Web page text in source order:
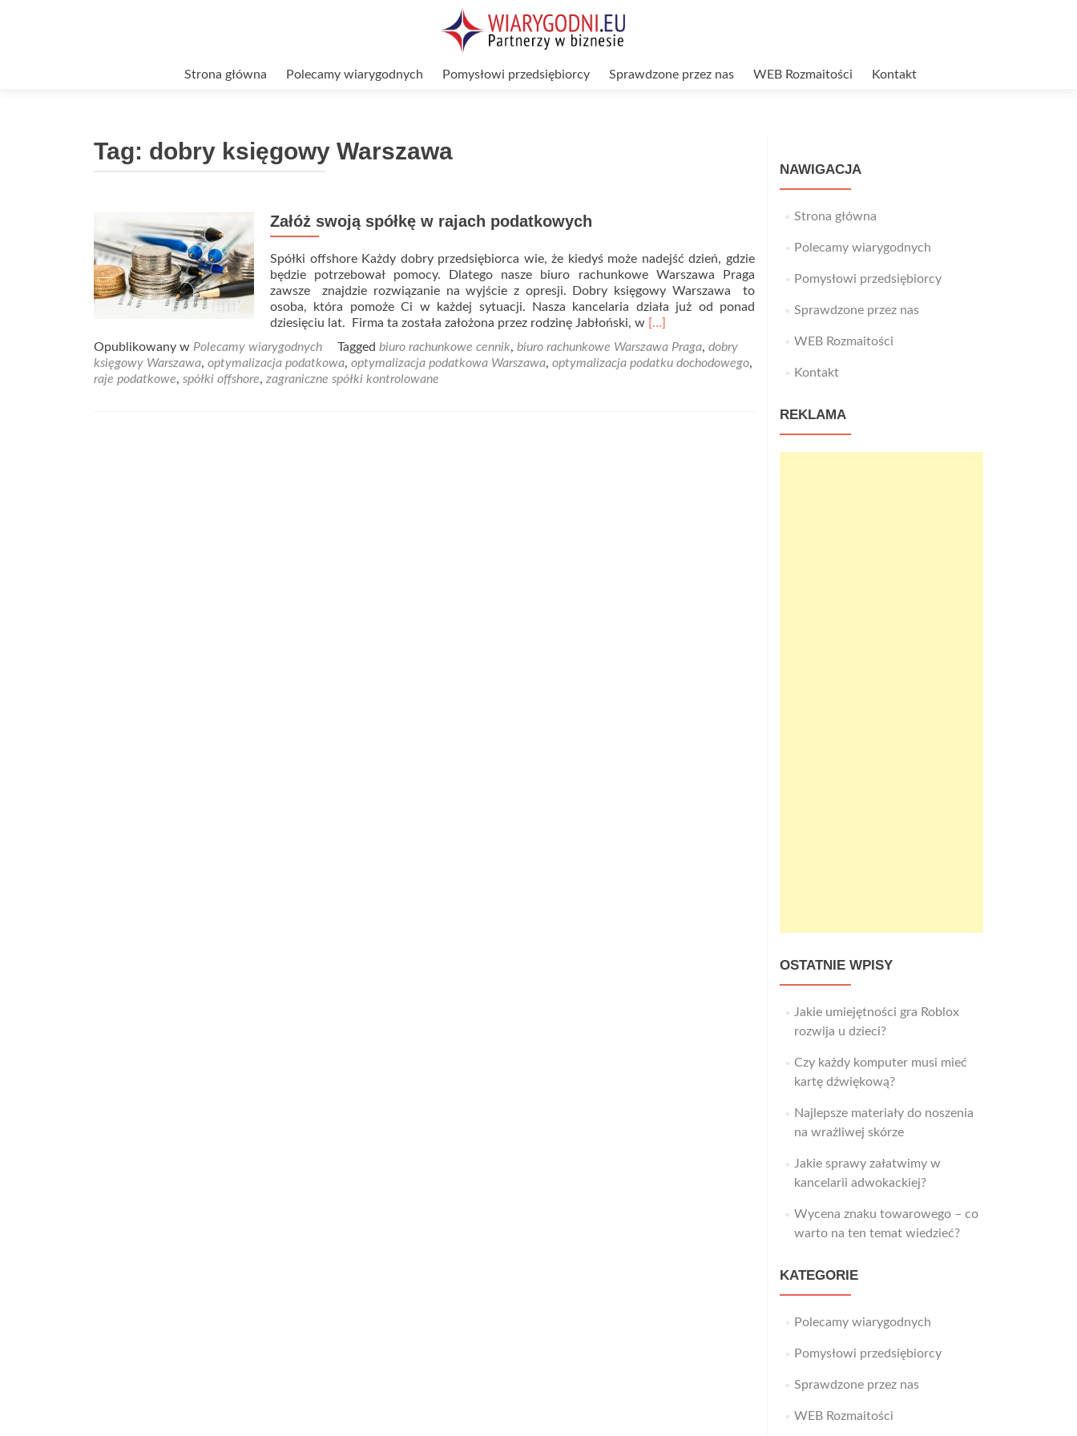
Strona główna Polecamy wiarygodnych Pomysłowi przedsiębiorcy Sprawdzone przez nas WEB Rozmaitości Kontakt
Tag: dobry księgowy Warszawa
Załóż swoją spółkę w rajach podatkowych
Spółki offshore Każdy dobry przedsiębiorca wie, że kiedyś może nadejść dzień, gdzie
będzie potrzebował pomocy. Dlatego nasze biuro rachunkowe Warszawa Praga
zawsze znajdzie rozwiązanie na wyjście z opresji. Dobry księgowy Warszawa to
osoba, która pomoże Ci w każdej sytuacji. Nasza kancelaria działa już od ponad
dziesięciu lat. Firma ta została założona przez rodzinę Jabłoński, w Read
about
Załóż
[…]
Opublikowany w Polecamy wiarygodnych Tagged biuro rachunkowe cennik, biuro rachunkowe Warszawa Praga, dobry
księgowy Warszawa, optymalizacja podatkowa, optymalizacja podatkowa Warszawa, optymalizacja podatku dochodowego,
raje podatkowe, spółki offshore, zagraniczne spółki kontrolowane
NAWIGACJA
Strona główna
Polecamy wiarygodnych
Pomysłowi przedsiębiorcy
Sprawdzone przez nas
WEB Rozmaitości
Kontakt
REKLAMA
OSTATNIE WPISY
Jakie umiejętności gra Roblox
rozwija u dzieci?
Czy każdy komputer musi mieć
kartę dźwiękową?
Najlepsze materiały do noszenia
na wrażliwej skórze
Jakie sprawy załatwimy w
kancelarii adwokackiej?
Wycena znaku towarowego – co
warto na ten temat wiedzieć?
KATEGORIE
Polecamy wiarygodnych
Pomysłowi przedsiębiorcy
Sprawdzone przez nas
WEB Rozmaitości